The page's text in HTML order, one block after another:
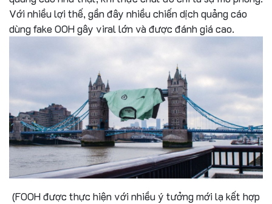
Với nhiều lợi thế, gần đây nhiều chiến dịch quảng cáo
dùng fake OOH gây viral lớn và được đánh giá cao.
(FOOH được thực hiện với nhiều ý tưởng mới lạ kết hợp